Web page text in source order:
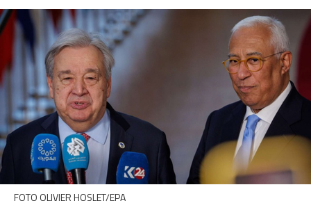
FOTO OLIVIER HOSLET/EPA